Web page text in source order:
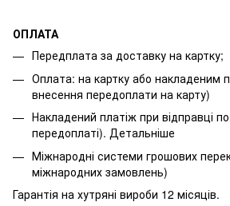
ОПЛАТА
Передплата за доставку на картку;
Оплата: на картку або накладеним
внесення передоплати на карту)
Накладений платіж при відправці по
передоплаті). Детальніше
Міжнародні системи грошових
міжнародних замовлень)
Гарантія на хутряні вироби 12 місяців.